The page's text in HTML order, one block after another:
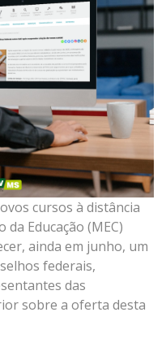
cursos à distância
Educação (MEC)
ainda em junho, um
federais,
das
sobre a oferta desta